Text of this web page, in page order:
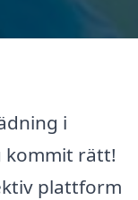
i
kommit rätt!
plattform